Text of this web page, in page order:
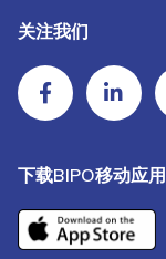
关注我们
下载BIPO移动应用